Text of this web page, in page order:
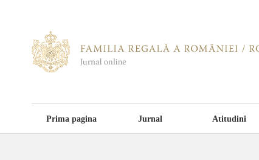
Prima pagina Jurnal Atitudini